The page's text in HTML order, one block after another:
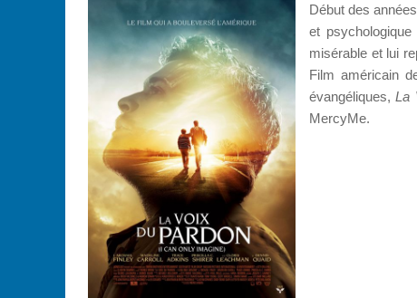
Début des
et
misérable et lui
Film américain
évangéliques,La
MercyMe.